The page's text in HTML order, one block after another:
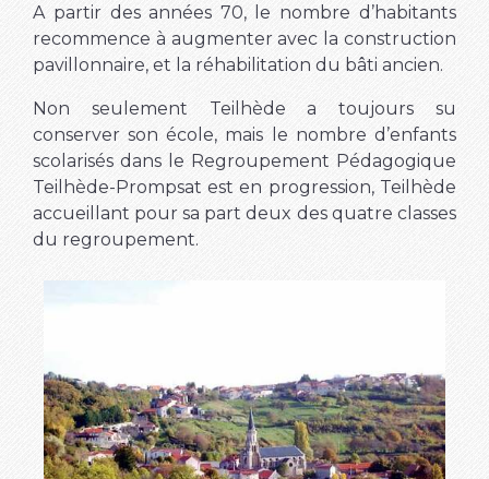
A partir des années 70, le nombre d’habitants
recommence à augmenter avec la construction
pavillonnaire, et la réhabilitation du bâti ancien.
Non seulement Teilhède a toujours su
conserver son école, mais le nombre d’enfants
scolarisés dans le Regroupement Pédagogique
Teilhède-Prompsat est en progression, Teilhède
accueillant pour sa part deux des quatre classes
du regroupement.